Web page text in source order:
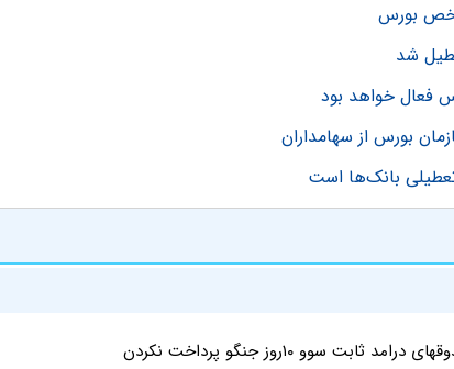
شد
فعال خواهد بود
بورس از سهامداران
بانک‌ها است
سوو ۱۰روز جنگو پرداخت نکردن